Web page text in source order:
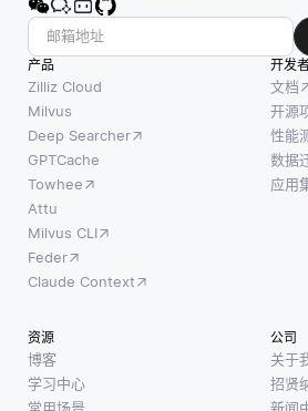
产品
Zilliz Cloud
Milvus
Deep Searcher
GPTCache
Towhee
Attu
Milvus CLI
Feder
Claude Context
开发
文档
开源
性能
数据
应用
资源
博客
学习中心
公司
关于
招贤